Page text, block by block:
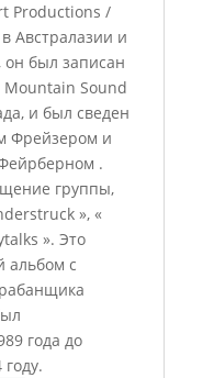
Productions /
Австралазии и
он был записан
Mountain Sound
и был сведен
Фрейзером и
.
группы,
», «
». Это
альбом с
года до